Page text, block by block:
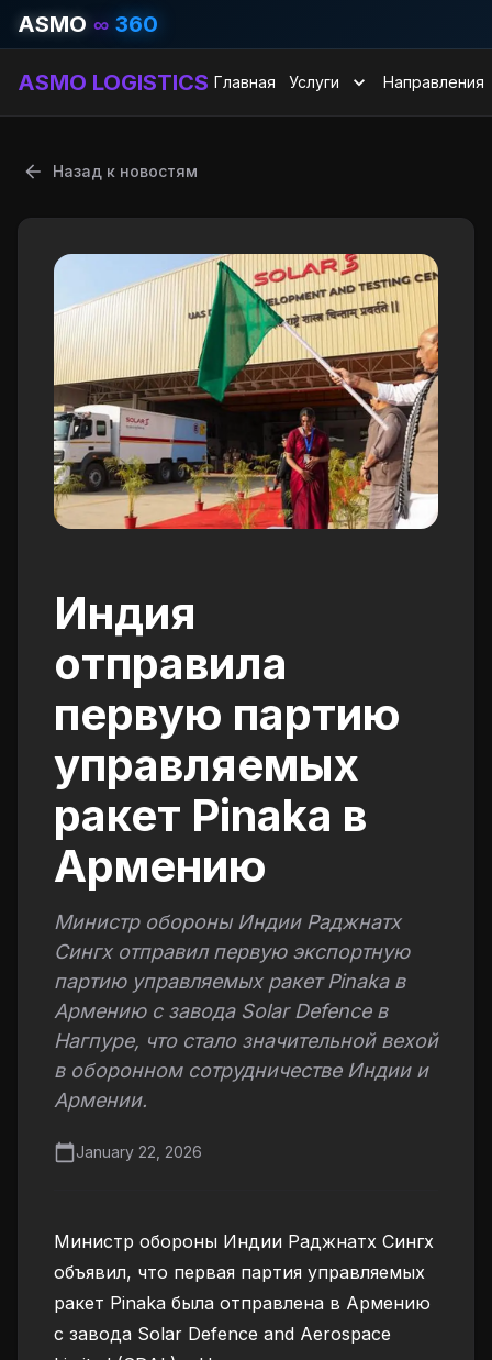
ASMO ∞ 360
ASMO LOGISTICS Главная Услуги Направления
Назад к новостям
Индия
отправила
первую партию
управляемых
ракет Pinaka в
Армению
Министр обороны Индии Раджнатх
Сингх отправил первую экспортную
партию управляемых ракет Pinaka в
Армению с завода Solar Defence в
Нагпуре, что стало значительной вехой
в оборонном сотрудничестве Индии и
Армении.
January 22, 2026
Министр обороны Индии Раджнатх Сингх
объявил, что первая партия управляемых
ракет Pinaka была отправлена в Армению
с завода Solar Defence and Aerospace